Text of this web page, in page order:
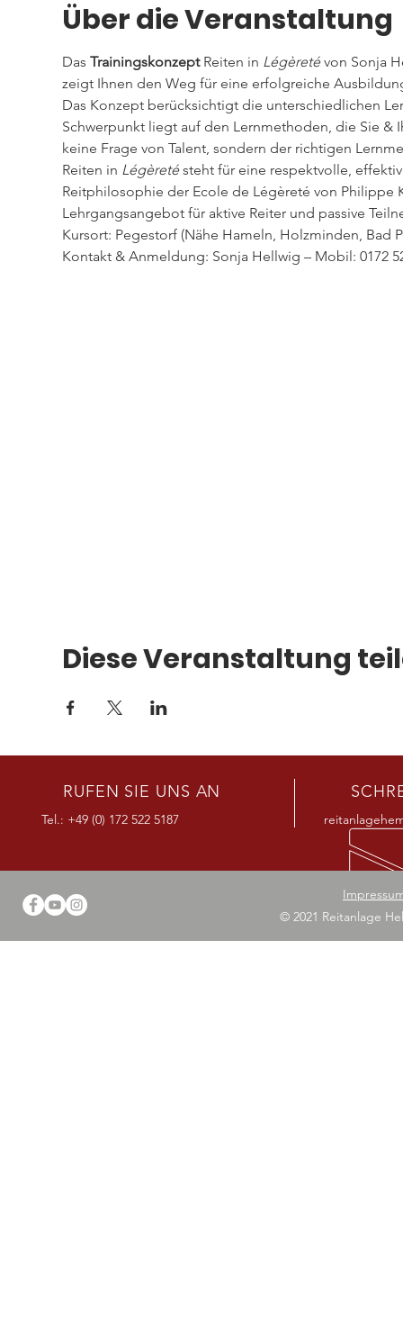
Über die Veranstaltung
Das Trainingskonzept Reiten in Légèreté von Sonja
zeigt Ihnen den Weg für eine erfolgreiche
Das Konzept berücksichtigt die unterschiedlichen
Schwerpunkt liegt auf den Lernmethoden, die Sie &
keine Frage von Talent, sondern der richtigen
Reiten in Légèreté steht für eine respektvolle,
Reitphilosophie der Ecole de Légèreté von Philippe
Lehrgangsangebot für aktive Reiter und passive
Kursort: Pegestorf (Nähe Hameln, Holzminden, Bad
Kontakt & Anmeldung: Sonja Hellwig – Mobil: 0172
Diese Veranstaltung
RUFEN SIE UNS AN
Tel.: +49 (0) 172 522 5187
© 2021 Reitanlage